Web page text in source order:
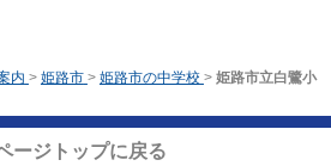
内 > 姫路市 > 姫路市の中学校 > 姫路市立白鷺小
ージトップに戻る